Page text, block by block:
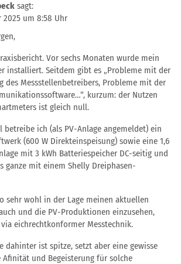
sagt:
2025 um 8:58 Uhr
Vor sechs Monaten wurde mein
installiert. Seitdem gibt es „Probleme mit der
des Messstellenbetreibers, Probleme mit der
kurzum: der Nutzen
ist gleich null.
betreibe ich (als PV-Anlage angemeldet) ein
(600 W Direkteinspeisung) sowie eine 1,6
mit 3 kWh Batteriespeicher DC-seitig und
ganze mit einem Shelly Dreiphasen-
sehr wohl in der Lage meinen aktuellen
und die PV-Produktionen einzusehen,
eichrechtkonformer Messtechnik.
dahinter ist spitze, setzt aber eine gewisse
Afinität und Begeisterung für solche